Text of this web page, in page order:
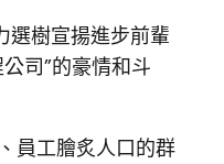
選樹宣揚進步前輩
司”的豪情和斗
員工膾炙人口的群